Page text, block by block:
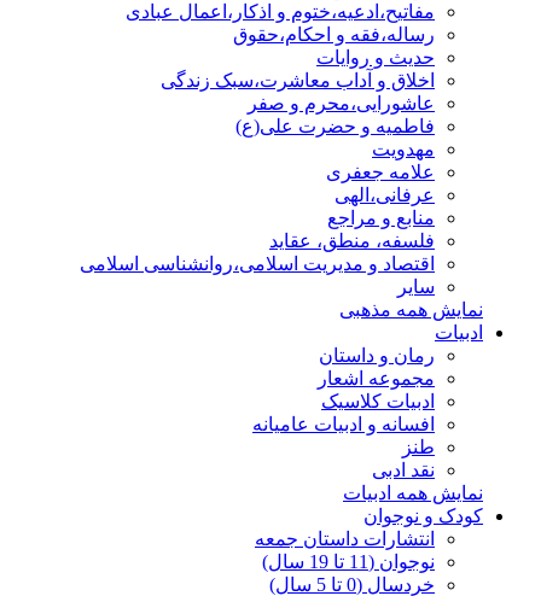
مفاتیح،ادعیه،ختوم و اذکار،اعمال عبادی
رساله،فقه و احکام،حقوق
حدیث و روایات
اخلاق و آداب معاشرت،سبک زندگی
عاشورایی،محرم و صفر
فاطمیه و حضرت علی(ع)
مهدویت
علامه جعفری
عرفانی،الهی
منابع و مراجع
فلسفه، منطق، عقاید
اقتصاد و مدیریت اسلامی،روانشناسی اسلامی
سایر
نمایش همه مذهبی
ادبیات
رمان و داستان
مجموعه اشعار
ادبیات کلاسیک
افسانه و ادبیات عامیانه
طنز
نقد ادبی
نمایش همه ادبیات
کودک و نوجوان
انتشارات داستان جمعه
نوجوان (11 تا 19 سال)
خردسال (0 تا 5 سال)